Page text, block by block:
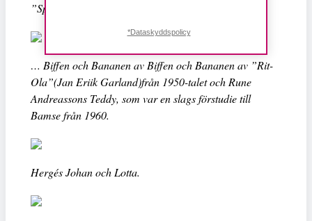
”Spirou 1958-1959”.
… Biffen och Bananen av Biffen och Bananen av ”Rit-
Ola”(Jan Eriik Garland)från 1950-talet och Rune
Andreassons Teddy, som var en slags förstudie till
Bamse från 1960.
Hergés Johan och Lotta.
*Dataskyddspolicy